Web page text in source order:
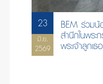
23
มิ.ย.
2569
BEM ร่วมน้
สำนึกในพร
พระเจ้าลูกเ